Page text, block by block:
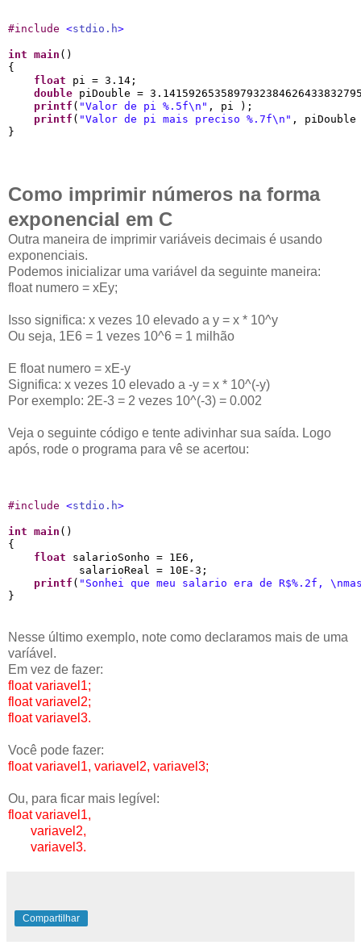
#include <stdio.h>
int main ()
{
float pi = 3.14;
double piDouble =
printf ( "Valor de pi %.5f\n " , pi );
printf ( "Valor de pi mais preciso %.7f\n " ,
Como imprimir números na forma
exponencial em C
Outra maneira de imprimir variáveis decimais é usando
exponenciais.
Podemos inicializar uma variável da seguinte maneira:
float numero = xEy;
Isso significa: x vezes 10 elevado a y = x * 10^y
Ou seja, 1E6 = 1 vezes 10^6 = 1 milhão
E float numero = xE-y
Significa: x vezes 10 elevado a -y = x * 10^(-y)
Por exemplo: 2E-3 = 2 vezes 10^(-3) = 0.002
Veja o seguinte código e tente adivinhar sua saída. Logo
após, rode o programa para vê se acertou:
#include <stdio.h>
int main ()
{
float salarioSonho = 1E6,
           salarioReal = 10E-3;
printf ( " Sonhei que meu salario era de R$%.2f , \n
Nesse último exemplo, note como declaramos mais de uma
varíável.
Em vez de fazer:
float variavel1;
float variavel2;
float variavel3.
Você pode fazer:
float variavel1, variavel2, variavel3;
Ou, para ficar mais legível:
float variavel1,
variavel2,
variavel3.
Compartilhar